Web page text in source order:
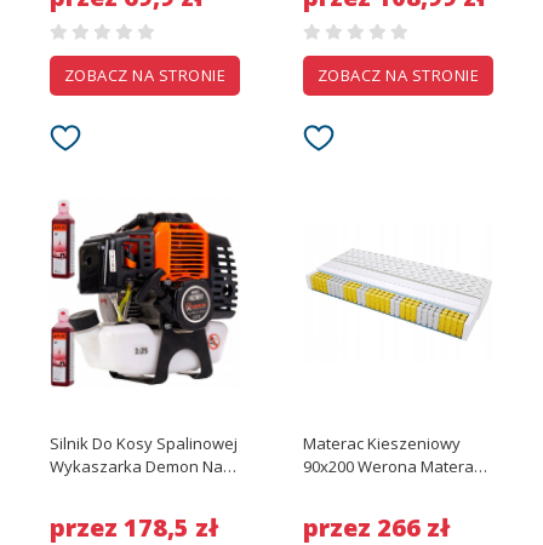
ZOBACZ NA STRONIE ZOBACZ NA STRONIE
Silnik Do Kosy Spalinowej
Wykaszarka Demon Nac
przez 178,5 zł
Materac Kieszeniowy
90x200 Werona Materac
przez 266 zł